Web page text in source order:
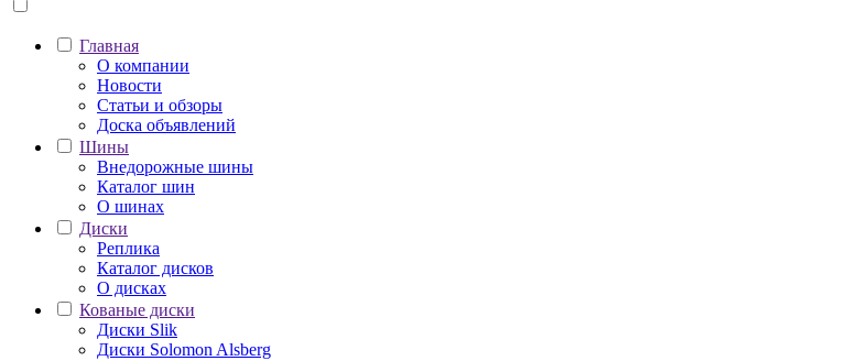
Главная
О компании
Новости
Статьи и обзоры
Доска объявлений
Шины
Внедорожные шины
Каталог шин
О шинах
Диски
Реплика
Каталог дисков
О дисках
Кованые диски
Диски Slik
Диски Solomon Alsberg